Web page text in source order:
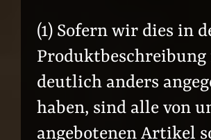
(1) Sofern wir dies in
deutlich anders
haben, sind alle von
angebotenen Artikel